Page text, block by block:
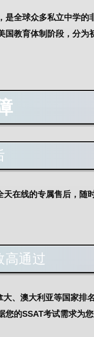
是全球众多私立中学
国教育体制阶段，分
天在线的专属售后，
高通过
、澳大利亚等国家
您的SSAT考试需求为